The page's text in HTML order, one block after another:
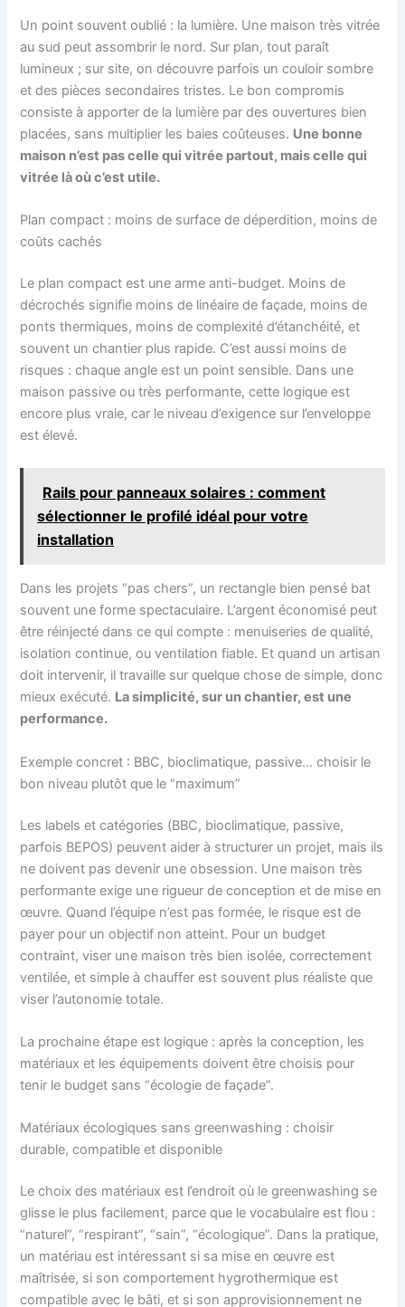
Un point souvent oublié : la lumière. Une maison très vitrée
au sud peut assombrir le nord. Sur plan, tout paraît
lumineux ; sur site, on découvre parfois un couloir sombre
et des pièces secondaires tristes. Le bon compromis
consiste à apporter de la lumière par des ouvertures bien
placées, sans multiplier les baies coûteuses. Une bonne
maison n’est pas celle qui vitrée partout, mais celle qui
vitrée là où c’est utile.
Plan compact : moins de surface de déperdition, moins de
coûts cachés
Le plan compact est une arme anti-budget. Moins de
décrochés signifie moins de linéaire de façade, moins de
ponts thermiques, moins de complexité d’étanchéité, et
souvent un chantier plus rapide. C’est aussi moins de
risques : chaque angle est un point sensible. Dans une
maison passive ou très performante, cette logique est
encore plus vraie, car le niveau d’exigence sur l’enveloppe
est élevé.
Rails pour panneaux solaires : comment
sélectionner le profilé idéal pour votre
installation
Dans les projets “pas chers”, un rectangle bien pensé bat
souvent une forme spectaculaire. L’argent économisé peut
être réinjecté dans ce qui compte : menuiseries de qualité,
isolation continue, ou ventilation fiable. Et quand un artisan
doit intervenir, il travaille sur quelque chose de simple, donc
mieux exécuté. La simplicité, sur un chantier, est une
performance.
Exemple concret : BBC, bioclimatique, passive… choisir le
bon niveau plutôt que le “maximum”
Les labels et catégories (BBC, bioclimatique, passive,
parfois BEPOS) peuvent aider à structurer un projet, mais ils
ne doivent pas devenir une obsession. Une maison très
performante exige une rigueur de conception et de mise en
œuvre. Quand l’équipe n’est pas formée, le risque est de
payer pour un objectif non atteint. Pour un budget
contraint, viser une maison très bien isolée, correctement
ventilée, et simple à chauffer est souvent plus réaliste que
viser l’autonomie totale.
La prochaine étape est logique : après la conception, les
matériaux et les équipements doivent être choisis pour
tenir le budget sans “écologie de façade”.
Matériaux écologiques sans greenwashing : choisir
durable, compatible et disponible
Le choix des matériaux est l’endroit où le greenwashing se
glisse le plus facilement, parce que le vocabulaire est flou :
“naturel”, “respirant”, “sain”, “écologique”. Dans la pratique,
un matériau est intéressant si sa mise en œuvre est
maîtrisée, si son comportement hygrothermique est
compatible avec le bâti, et si son approvisionnement ne